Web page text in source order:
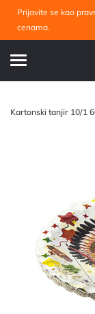
Prijavite se kao
cenama.
Kartonski tanjir 10/1